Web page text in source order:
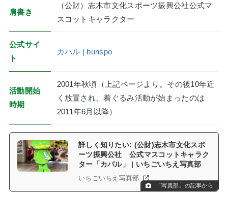
肩書き
（公財）志木市文化スポーツ振興公社公式マ
スコットキャラクター
公式サイ
ト
カパル | bunspo
活動開始
時期
2001年秋頃（上記ページより。その後10年近
く放置され、着ぐるみ活動が始まったのは
2011年6月以降）
「写真部」の記事から
詳しく知りたい: (公財)志木市文化スポ
ーツ振興公社 公式マスコットキャラク
ター「カパル」 | いちごいちえ写真部
いちごいちえ写真部